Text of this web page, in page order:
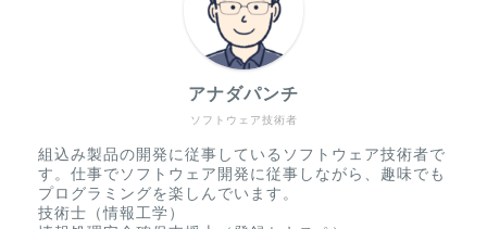
ソフトウェア技術者
アナダパンチ
組込み製品の開発に従事しているソフトウェア技術者で
す。仕事でソフトウェア開発に従事しながら、趣味でも
プログラミングを楽しんでいます。
技術士（情報工学）